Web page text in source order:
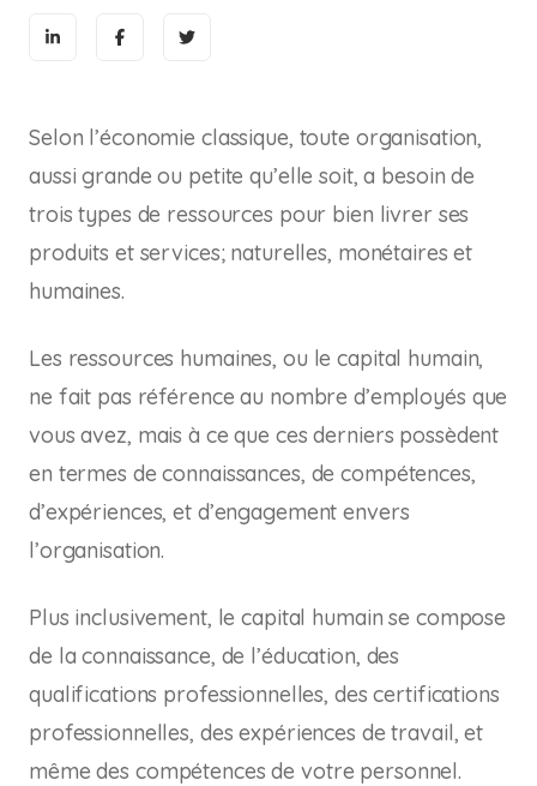
Selon l’économie classique, toute organisation,
aussi grande ou petite qu’elle soit, a besoin de
trois types de ressources pour bien livrer ses
produits et services; naturelles, monétaires et
humaines.
Les ressources humaines, ou le capital humain,
ne fait pas référence au nombre d’employés que
vous avez, mais à ce que ces derniers possèdent
en termes de connaissances, de compétences,
d’expériences, et d’engagement envers
l’organisation.
Plus inclusivement, le capital humain se compose
de la connaissance, de l’éducation, des
qualifications professionnelles, des certifications
professionnelles, des expériences de travail, et
même des compétences de votre personnel.